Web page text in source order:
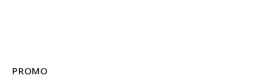
PROMO